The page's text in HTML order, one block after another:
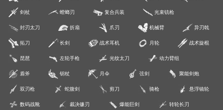
剑杖 螳螂刃 复合兵装 光束铳枪
封刃太刀 折扇 爪刃 机械臂 异刃戟
拓刀 长剑 战术耳机 月轮 战术旋棍
琵琶 左轮手枪 光纹太刀 动力臂组
盾斧 钥杖 月伞 弦剑 聚能剑炮
双刃枪 蛇腹剑 剪刀 骑枪 悬浮镜轮
数码战靴 裁决镰刃 爆能巨剑 转轮长刃